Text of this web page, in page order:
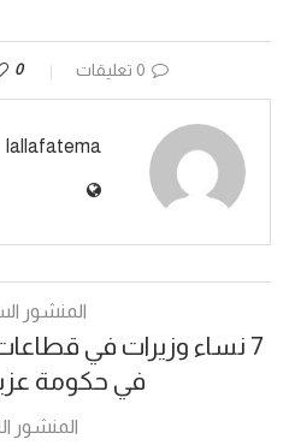
0 تعليقات 0
lallafatema
المنشور
في حكومة
المنشور